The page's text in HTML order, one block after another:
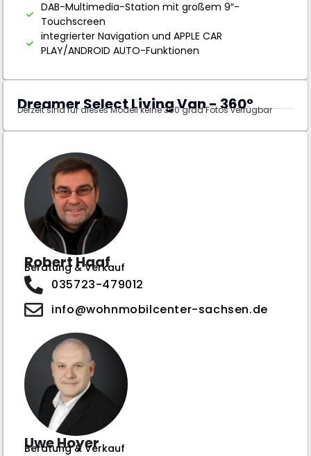
DAB-Multimedia-Station mit großem 9″-
Touchscreen
integrierter Navigation und APPLE CAR
PLAY/ANDROID AUTO-Funktionen
Dreamer Select Living Van - 360°
Derzeit sind für dieses Modell keine 360 grad Fotos verfügbar
Robert Haaf
Beratung & Verkauf
035723-479012
info@wohnmobilcenter-sachsen.de
Uwe Hoyer
Beratung & Verkauf